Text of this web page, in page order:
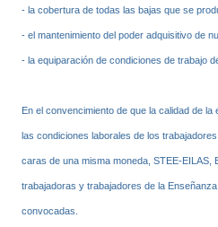
- la cobertura de todas las bajas que se
- el mantenimiento del poder adquisitivo de
- la equiparación de condiciones de trabajo
En el convencimiento de que la calidad de
las condiciones laborales de los
caras de una misma moneda, STEE-EILAS,
trabajadoras y trabajadores de la
convocadas.